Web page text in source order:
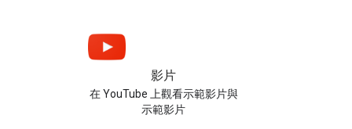
影片
在 YouTube 上觀看示範影片與
示範影片